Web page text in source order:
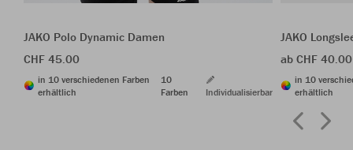
JAKO Polo Dynamic Damen
CHF 45.00
in 10 verschiedenen Farben
erhältlich
10
Farben
Individualisierbar
JAKO
ab CHF 40.00
in 10
erhältlich